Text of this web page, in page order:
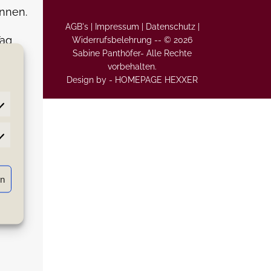
AGB's | Impressum |
Datenschutz |
Widerrufsbelehrung -- © 2026
Sabine Panthöfer- Alle Rechte
vorbehalten.
Design by - HOMEPAGE HEXXER